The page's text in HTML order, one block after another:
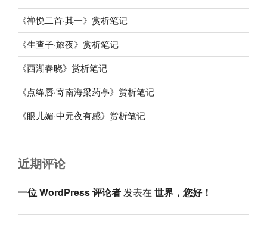
《禅悦二首·其一》赏析笔记
《生查子·旅夜》赏析笔记
《西湖春晓》赏析笔记
《点绛唇·寄南海梁药亭》赏析笔记
《眼儿媚·中元夜有感》赏析笔记
近期评论
一位 WordPress 评论者发表在 世界，您好！